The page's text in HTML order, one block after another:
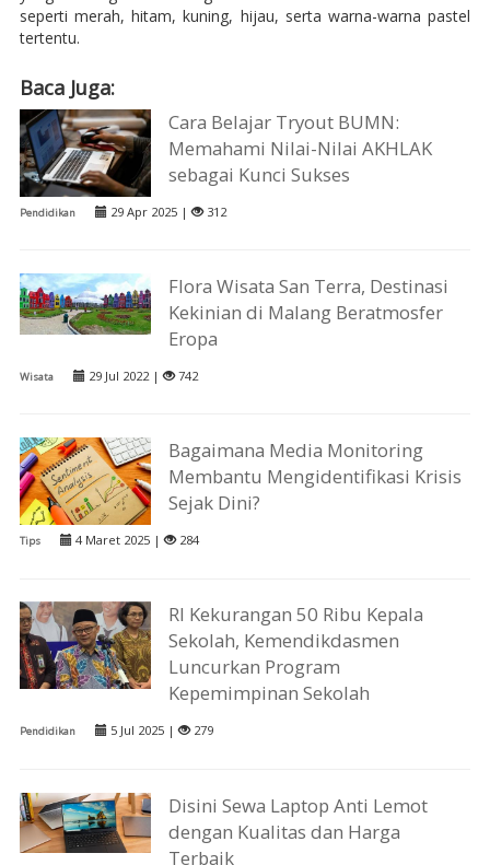
seperti merah, hitam, kuning, hijau, serta warna-warna pastel
tertentu.
Baca Juga:
Cara Belajar Tryout BUMN:
Memahami Nilai-Nilai AKHLAK
sebagai Kunci Sukses
Pendidikan 29 Apr 2025 | 312
Flora Wisata San Terra, Destinasi
Kekinian di Malang Beratmosfer
Eropa
Wisata 29 Jul 2022 | 742
Bagaimana Media Monitoring
Membantu Mengidentifikasi Krisis
Sejak Dini?
Tips 4 Maret 2025 | 284
RI Kekurangan 50 Ribu Kepala
Sekolah, Kemendikdasmen
Luncurkan Program
Kepemimpinan Sekolah
Pendidikan 5 Jul 2025 | 279
Disini Sewa Laptop Anti Lemot
dengan Kualitas dan Harga
Terbaik